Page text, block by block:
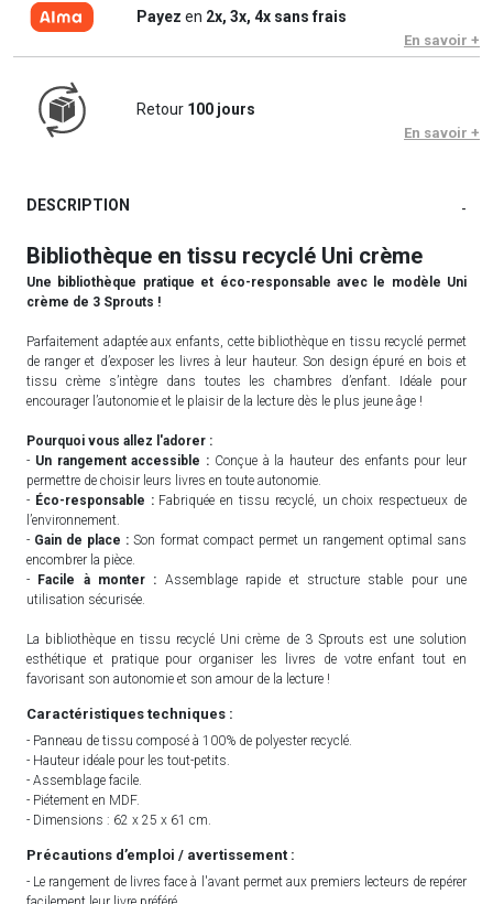
Payez en 2x, 3x, 4x sans frais
En savoir +
Retour 100 jours
En savoir +
DESCRIPTION -
Bibliothèque en tissu recyclé Uni crème
Une bibliothèque pratique et éco-responsable avec le modèle Uni
crème de 3 Sprouts !
Parfaitement adaptée aux enfants, cette bibliothèque en tissu recyclé permet
de ranger et d’exposer les livres à leur hauteur. Son design épuré en bois et
tissu crème s’intègre dans toutes les chambres d’enfant. Idéale pour
encourager l’autonomie et le plaisir de la lecture dès le plus jeune âge !
Pourquoi vous allez l'adorer :
- Un rangement accessible : Conçue à la hauteur des enfants pour leur
permettre de choisir leurs livres en toute autonomie.
- Éco-responsable :Fabriquée en tissu recyclé, un choix respectueux de
l’environnement.
- Gain de place : Son format compact permet un rangement optimal sans
encombrer la pièce.
- Facile à monter : Assemblage rapide et structure stable pour une
utilisation sécurisée.
La bibliothèque en tissu recyclé Uni crème de 3 Sprouts est une solution
esthétique et pratique pour organiser les livres de votre enfant tout en
favorisant son autonomie et son amour de la lecture !
Caractéristiques techniques :
- Panneau de tissu composé à 100% de polyester recyclé.
- Hauteur idéale pour les tout-petits.
- Assemblage facile.
- Piétement en MDF.
- Dimensions : 62 x 25 x 61 cm.
Précautions d’emploi / avertissement :
- Le rangement de livres face à l'avant permet aux premiers lecteurs de repérer